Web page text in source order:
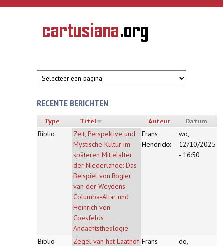
Overslaan en naar de inhoud gaan
CARTUSIANA
Geschiedenis
van de
RECENTE BERICHTEN
Type Titel Auteur
Datum
Biblio
Zeit, Perspektive und
Mystische Kultur im
späteren Mittelalter
der Niederlande: Das
Beispiel von Rogier
van der Weydens
Columba-Altar und
Heinrich von
Coesfelds
Andachtstheologie
Frans
Hendrickx
wo,
12/10/2025
- 16:50
Biblio
Zegel van het Laathof Frans
do,